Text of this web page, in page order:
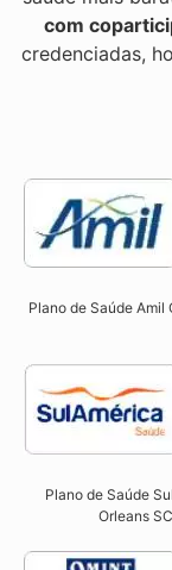
com
credenciadas,
Plano de Saúde Amil
Plano de Saúde
Orleans SC